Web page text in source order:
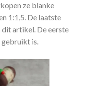
ze blanke
1:1,5. De laatste
artikel. De eerste
gebruikt is.